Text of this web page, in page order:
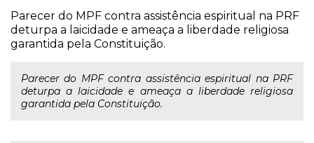
Parecer do MPF contra assistência espiritual na PRF
deturpa a laicidade e ameaça a liberdade religiosa
garantida pela Constituição.
Parecer do MPF contra assistência espiritual na PRF
deturpa a laicidade e ameaça a liberdade religiosa
garantida pela Constituição.